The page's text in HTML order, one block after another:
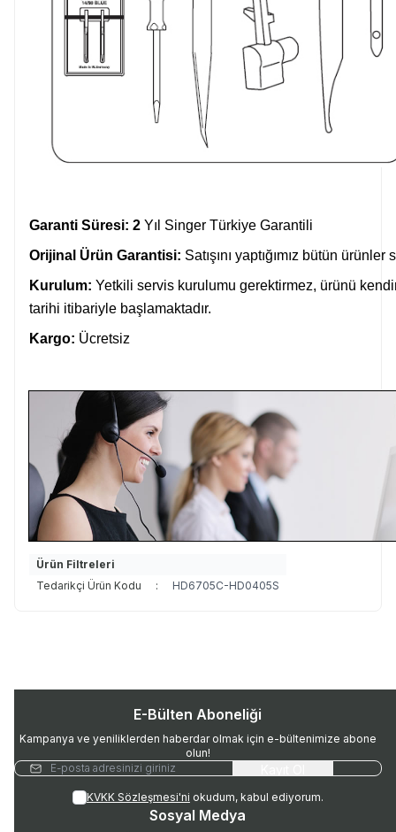
Garanti Süresi: 2 Yıl Singer Türkiye Garantili
Orijinal Ürün Garantisi: Satışını yaptığımız bütün
Kurulum: Yetkili servis kurulumu gerektirmez, ürünü
tarihi itibariyle başlamaktadır.
Kargo: Ücretsiz
Ürün Filtreleri
Tedarikçi Ürün Kodu
: HD6705C-HD0405S
E-Bülten Aboneliği
Kampanya ve yeniliklerden haberdar olmak için e-bültenimize abone
olun!
KVKK Sözleşmesi'ni okudum, kabul ediyorum.
Sosyal Medya